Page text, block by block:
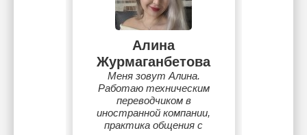
Алина
Журмаганбетова
Меня зовут Алина.
Работаю техническим
переводчиком в
иностранной компании,
практика общения с